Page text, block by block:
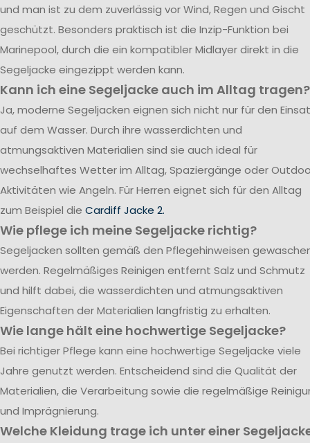
und man ist zu dem zuverlässig vor Wind, Regen und Gischt
geschützt. Besonders praktisch ist die Inzip-Funktion bei
Marinepool, durch die ein kompatibler Midlayer direkt in die
Segeljacke eingezippt werden kann.
Kann ich eine Segeljacke auch im Alltag tragen?
Ja, moderne Segeljacken eignen sich nicht nur für den
auf dem Wasser. Durch ihre wasserdichten und
atmungsaktiven Materialien sind sie auch ideal für
wechselhaftes Wetter im Alltag, Spaziergänge oder
Aktivitäten wie Angeln. Für Herren eignet sich für den Alltag
zum Beispiel die Cardiff Jacke 2.
Wie pflege ich meine Segeljacke richtig?
Segeljacken sollten gemäß den Pflegehinweisen
werden. Regelmäßiges Reinigen entfernt Salz und Schmutz
und hilft dabei, die wasserdichten und atmungsaktiven
Eigenschaften der Materialien langfristig zu erhalten.
Wie lange hält eine hochwertige Segeljacke?
Bei richtiger Pflege kann eine hochwertige Segeljacke viele
Jahre genutzt werden. Entscheidend sind die Qualität der
Materialien, die Verarbeitung sowie die regelmäßige
und Imprägnierung.
Welche Kleidung trage ich unter einer